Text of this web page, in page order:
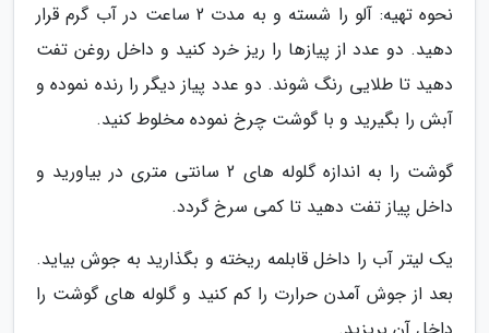
نحوه تهیه: آلو را شسته و به مدت 2 ساعت در آب گرم قرار
دهید. دو عدد از پیازها را ریز خرد کنید و داخل روغن تفت
دهید تا طلایی رنگ شوند. دو عدد پیاز دیگر را رنده نموده و
آبش را بگیرید و با گوشت چرخ نموده مخلوط کنید.
گوشت را به اندازه گلوله های 2 سانتی متری در بیاورید و
داخل پیاز تفت دهید تا کمی سرخ گردد.
یک لیتر آب را داخل قابلمه ریخته و بگذارید به جوش بیاید.
بعد از جوش آمدن حرارت را کم کنید و گلوله های گوشت را